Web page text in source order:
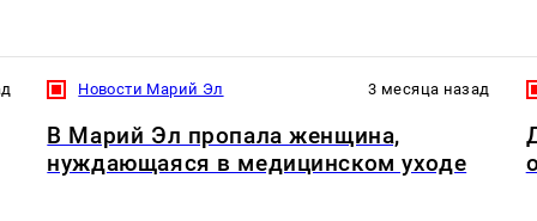
Новости Марий Эл 3 месяца назад
В Марий Эл пропала женщина,
нуждающаяся в медицинском уходе